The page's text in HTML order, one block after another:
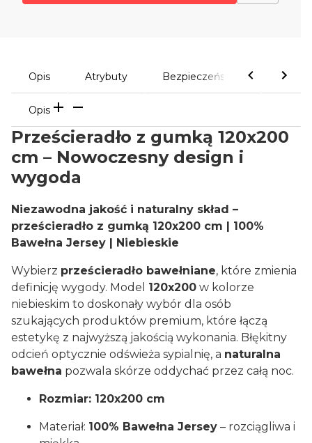
Opis Atrybuty Bezpieczeństwo
Opis
Prześcieradło z gumką 120x200
cm – Nowoczesny design i
wygoda
Niezawodna jakość i naturalny skład –
prześcieradło z gumką 120x200 cm | 100%
Bawełna Jersey | Niebieskie
Wybierz prześcieradło bawełniane, które zmienia
definicję wygody. Model 120x200 w kolorze
niebieskim to doskonały wybór dla osób
szukających produktów premium, które łączą
estetykę z najwyższą jakością wykonania. Błękitny
odcień optycznie odświeża sypialnię, a naturalna
bawełna pozwala skórze oddychać przez całą noc.
Rozmiar: 120x200 cm
Materiał: 100% Bawełna Jersey – rozciągliwa i